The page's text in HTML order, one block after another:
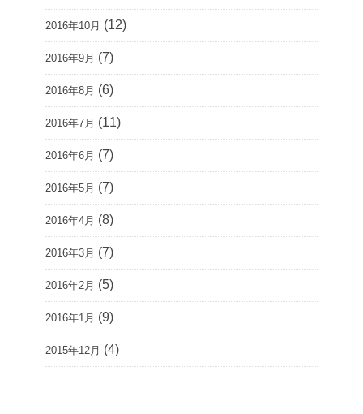
2016年10月 (12)
2016年9月 (7)
2016年8月 (6)
2016年7月 (11)
2016年6月 (7)
2016年5月 (7)
2016年4月 (8)
2016年3月 (7)
2016年2月 (5)
2016年1月 (9)
2015年12月 (4)